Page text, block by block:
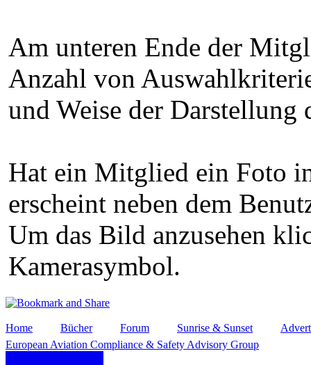
Am unteren Ende der
Anzahl von
und Weise der Darstellung
Hat ein Mitglied ein Foto
erscheint neben dem
Um das Bild anzusehen
Kamerasymbol.
Home Bücher Forum Sunrise & Sunset
European Aviation Compliance & Safety Advisory Group